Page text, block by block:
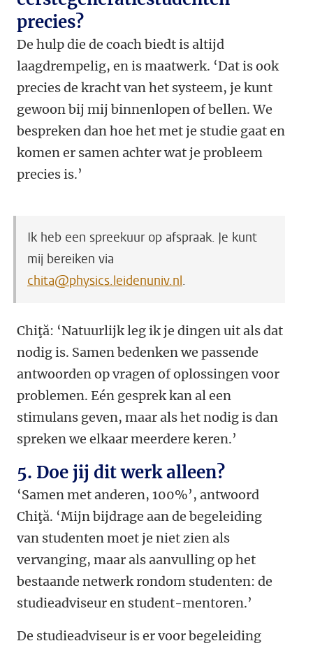
precies?
De hulp die de coach biedt is altijd
laagdrempelig, en is maatwerk. ‘Dat is ook
precies de kracht van het systeem, je kunt
gewoon bij mij binnenlopen of bellen. We
bespreken dan hoe het met je studie gaat en
komen er samen achter wat je probleem
precies is.’
Ik heb een spreekuur op afspraak. Je kunt
mij bereiken via
chita@physics.leidenuniv.nl.
Chiţă: ‘Natuurlijk leg ik je dingen uit als dat
nodig is. Samen bedenken we passende
antwoorden op vragen of oplossingen voor
problemen. Eén gesprek kan al een
stimulans geven, maar als het nodig is dan
spreken we elkaar meerdere keren.’
5. Doe jij dit werk alleen?
‘Samen met anderen, 100%’, antwoord
Chiţă. ‘Mijn bijdrage aan de begeleiding
van studenten moet je niet zien als
vervanging, maar als aanvulling op het
bestaande netwerk rondom studenten: de
studieadviseur en student-mentoren.’
De studieadviseur is er voor begeleiding